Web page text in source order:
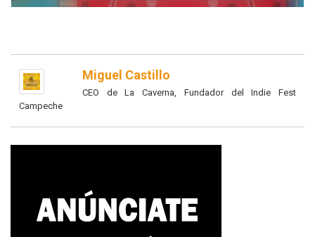
Miguel Castillo
CEO de La Caverna, Fundador del Indie Fest
Campeche